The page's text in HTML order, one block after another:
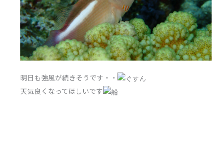
明日も強風が続きそうです・・
天気良くなってほしいです